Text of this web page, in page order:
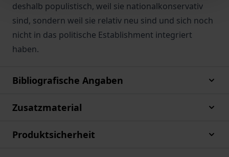
deshalb populistisch, weil sie nationalkonservativ
sind, sondern weil sie relativ neu sind und sich noch
nicht in das politische Establishment integriert
haben.
Bibliografische Angaben
Zusatzmaterial
Produktsicherheit